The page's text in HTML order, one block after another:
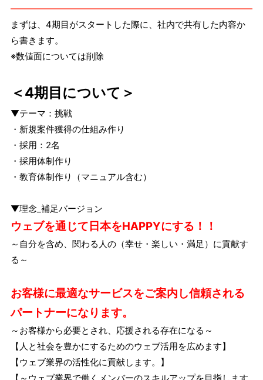
まずは、4期目がスタートした際に、社内で共有した内容か
ら書きます。
※数値面については削除
＜4期目について＞
▼テーマ：挑戦
・新規案件獲得の仕組み作り
・採用：2名
・採用体制作り
・教育体制作り（マニュアル含む）
▼理念_補足バージョン
ウェブを通じて日本をHAPPYにする！！
～自分を含め、関わる人の（幸せ・楽しい・満足）に貢献す
る～
お客様に最適なサービスをご案内し信頼される
パートナーになります。
～お客様から必要とされ、応援される存在になる～
【人と社会を豊かにするためのウェブ活用を広めます】
【ウェブ業界の活性化に貢献します。】